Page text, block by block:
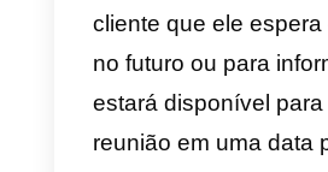
uma relação
Quando os
confiam em